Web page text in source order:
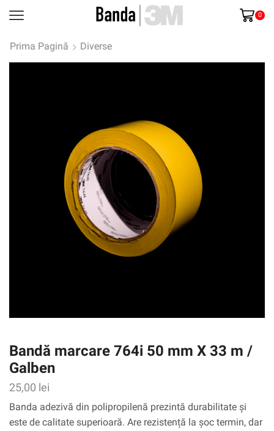
0
Prima Pagină Diverse
Bandă marcare 764i 50 mm X 33 m /
Galben
25,00 lei
Banda adezivă din polipropilenă prezintă durabilitate și
este de calitate superioară. Are rezistență la șoc termin, dar